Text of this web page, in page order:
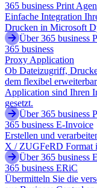
365 business Print
Einfache Integration
Drucken in Microsoft
Über 365 business
365 business
Proxy Application
Ob Dateizugriff,
dem flexibel
Application sind Ihren
gesetzt.
Über 365 business
365 business E-Invoice
Erstellen und
X / ZUGFeRD Format
Über 365 business
365 business ERiC
Übermitteln Sie die